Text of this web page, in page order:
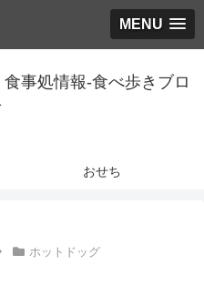
MENU
事処情報-食べ歩きブロ
おせち
ホットドッグ